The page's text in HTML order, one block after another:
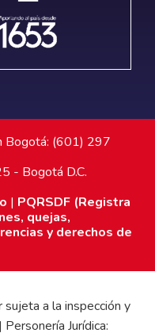
Bogotá: (601) 297
- Bogotá D.C.
| PQRSDF (Registra
quejas,
y derechos de
a la inspección y
Jurídica: